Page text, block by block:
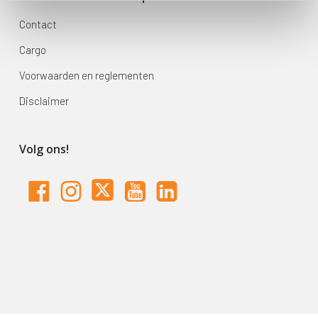
Contact
Cargo
Voorwaarden en reglementen
Disclaimer
Volg ons!